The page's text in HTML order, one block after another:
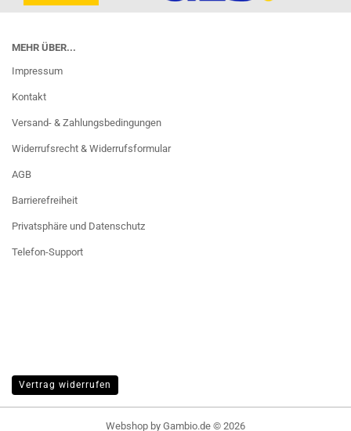
MEHR ÜBER...
Impressum
Kontakt
Versand- & Zahlungsbedingungen
Widerrufsrecht & Widerrufsformular
AGB
Barrierefreiheit
Privatsphäre und Datenschutz
Telefon-Support
Vertrag widerrufen
Webshop by Gambio.de © 2026